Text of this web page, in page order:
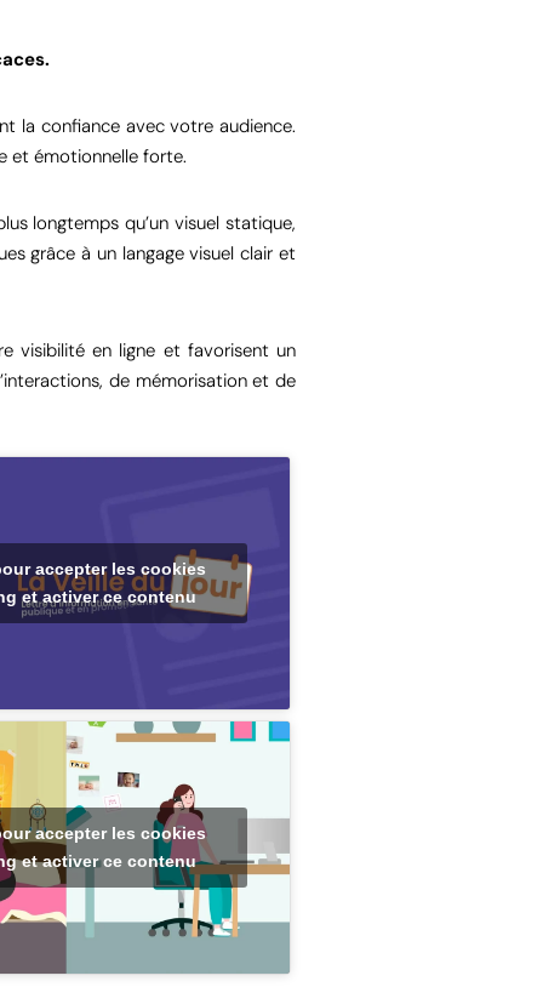
la confiance avec votre audience.
et émotionnelle forte.
longtemps qu’un visuel statique,
grâce à un langage visuel clair et
visibilité en ligne et favorisent un
de mémorisation et de
accepter les cookies
et activer ce contenu
accepter les cookies
et activer ce contenu